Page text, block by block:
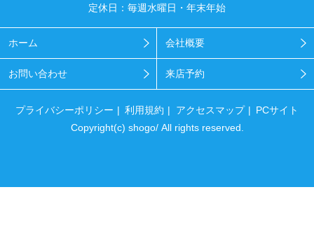
定休日：毎週水曜日・年末年始
ホーム 会社概要
お問い合わせ 来店予約
プライバシーポリシー 利用規約 アクセスマップ
PCサイト
Copyright(c) shogo/ All rights reserved.